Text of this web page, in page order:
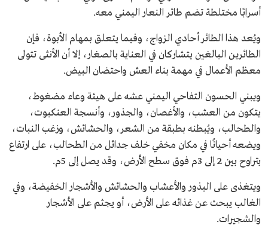
أسرابًا مختلطة تضم طائر النعار اليمني معه.
ويُعد هذا الطائر أحادي الزواج، وفيما يتعلق بمهام الأبوة، فإن
الطائرين البالغين يتشاركان في العناية بالصغار، إلا أن الأنثى تتولى
معظم الأعمال في مهمة بناء العش واحتضان البيض.
ويبني الحسون التفاحي اليمني عشه على هيئة وعاء مضغوط،
يتكون من العشب، والأغصان، والجذور، وأنسجة العنكبوت،
والطحالب، ويُبطنه بطبقة من الشعر، والحشائش، وزغب النبات،
ويضعه أحيانًا في مكان مخفي خلف جدائل من الطحالب، على ارتفاع
بتراوح بين 2 إلى 3م فوق سطح الأرض، وقد يصل إلى 5م.
ويتغذى على البذور والأعشاب والحشائش والأشجار الخفيضة، وفي
الغالب يبحث عن غذائه على الأرض، أو يجثم على الأشجار
والشجيرات.